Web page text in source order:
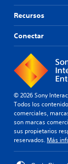
Recursos
Conectar
© 2026 Sony
Todos los
comerciales,
son marcas
sus propietarios
reservados. Más